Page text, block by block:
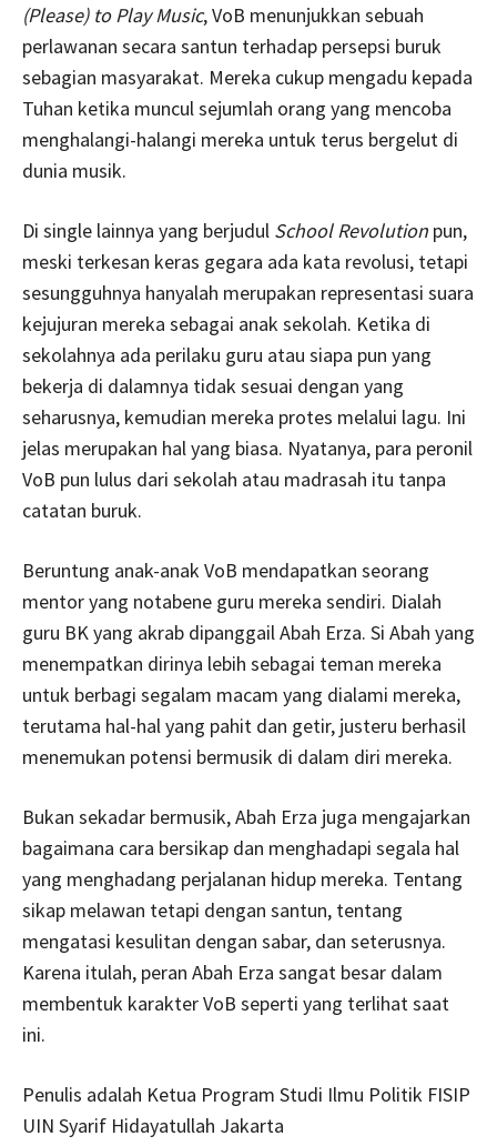
(Please) to Play Music, VoB menunjukkan sebuah
perlawanan secara santun terhadap persepsi buruk
sebagian masyarakat. Mereka cukup mengadu kepada
Tuhan ketika muncul sejumlah orang yang mencoba
menghalangi-halangi mereka untuk terus bergelut di
dunia musik.
Di single lainnya yang berjudul School Revolution pun,
meski terkesan keras gegara ada kata revolusi, tetapi
sesungguhnya hanyalah merupakan representasi suara
kejujuran mereka sebagai anak sekolah. Ketika di
sekolahnya ada perilaku guru atau siapa pun yang
bekerja di dalamnya tidak sesuai dengan yang
seharusnya, kemudian mereka protes melalui lagu. Ini
jelas merupakan hal yang biasa. Nyatanya, para peronil
VoB pun lulus dari sekolah atau madrasah itu tanpa
catatan buruk.
Beruntung anak-anak VoB mendapatkan seorang
mentor yang notabene guru mereka sendiri. Dialah
guru BK yang akrab dipanggail Abah Erza. Si Abah yang
menempatkan dirinya lebih sebagai teman mereka
untuk berbagi segalam macam yang dialami mereka,
terutama hal-hal yang pahit dan getir, justeru berhasil
menemukan potensi bermusik di dalam diri mereka.
Bukan sekadar bermusik, Abah Erza juga mengajarkan
bagaimana cara bersikap dan menghadapi segala hal
yang menghadang perjalanan hidup mereka. Tentang
sikap melawan tetapi dengan santun, tentang
mengatasi kesulitan dengan sabar, dan seterusnya.
Karena itulah, peran Abah Erza sangat besar dalam
membentuk karakter VoB seperti yang terlihat saat
ini.
Penulis adalah Ketua Program Studi Ilmu Politik FISIP
UIN Syarif Hidayatullah Jakarta